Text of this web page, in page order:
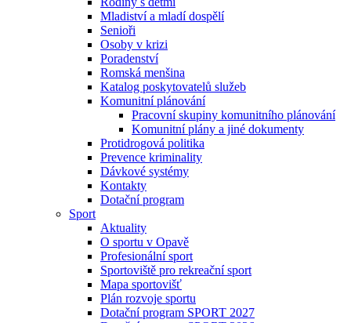
Mladiství a mladí dospělí
Senioři
Osoby v krizi
Poradenství
Romská menšina
Katalog poskytovatelů služeb
Komunitní plánování
Pracovní skupiny komunitního plánování
Komunitní plány a jiné dokumenty
Protidrogová politika
Prevence kriminality
Dávkové systémy
Kontakty
Dotační program
Sport
Aktuality
O sportu v Opavě
Profesionální sport
Sportoviště pro rekreační sport
Mapa sportovišť
Plán rozvoje sportu
Dotační program SPORT 2027